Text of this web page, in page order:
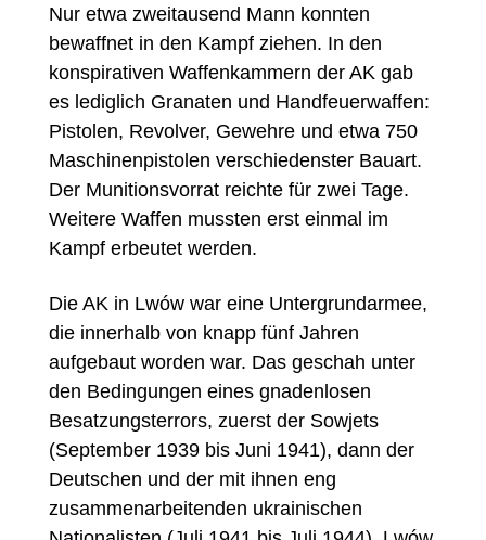
Nur etwa zweitausend Mann konnten
bewaffnet in den Kampf ziehen. In den
konspirativen Waffenkammern der AK gab
es lediglich Granaten und Handfeuerwaffen:
Pistolen, Revolver, Gewehre und etwa 750
Maschinenpistolen verschiedenster Bauart.
Der Munitionsvorrat reichte für zwei Tage.
Weitere Waffen mussten erst einmal im
Kampf erbeutet werden.
Die AK in Lwów war eine Untergrundarmee,
die innerhalb von knapp fünf Jahren
aufgebaut worden war. Das geschah unter
den Bedingungen eines gnadenlosen
Besatzungsterrors, zuerst der Sowjets
(September 1939 bis Juni 1941), dann der
Deutschen und der mit ihnen eng
zusammenarbeitenden ukrainischen